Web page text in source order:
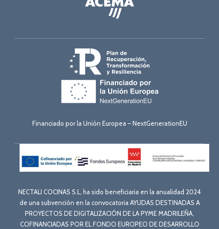
Financiado por la Unión Europea – NextGenerationEU
NECTALI COCINAS S.L, ha sido beneficiaria en la anualidad 2024
de una subvención en la convocatoria AYUDAS DESTINADAS A
PROYECTOS DE DIGITALIZACIÓN DE LA PYME MADRILEÑA,
COFINANCIADAS POR EL FONDO EUROPEO DE DESARROLLO